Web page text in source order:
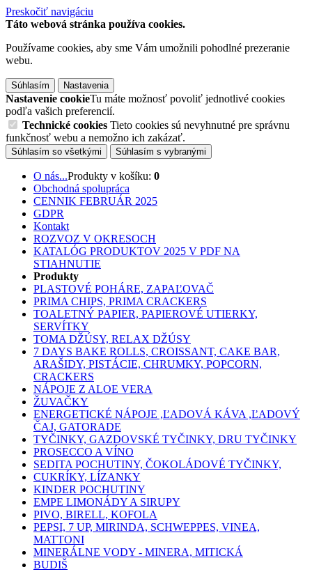
Preskočiť navigáciu
Táto webová stránka používa cookies.
Používame cookies, aby sme Vám umožnili pohodlné prezeranie
webu.
Súhlasím Nastavenia
Nastavenie cookieTu máte možnosť povoliť jednotlivé cookies
podľa vašich preferencií.
Technické cookies Tieto cookies sú nevyhnutné pre správnu
funkčnosť webu a nemožno ich zakázať.
Súhlasím so všetkými Súhlasím s vybranými
O nás...Produkty v košíku: 0
Obchodná spolupráca
CENNIK FEBRUÁR 2025
GDPR
Kontakt
ROZVOZ V OKRESOCH
KATALÓG PRODUKTOV 2025 V PDF NA
STIAHNUTIE
Produkty
PLASTOVÉ POHÁRE, ZAPAĽOVAČ
PRIMA CHIPS, PRIMA CRACKERS
TOALETNÝ PAPIER, PAPIEROVÉ UTIERKY,
SERVÍTKY
TOMA DŽÚSY, RELAX DŽÚSY
7 DAYS BAKE ROLLS, CROISSANT, CAKE BAR,
ARAŠIDY, PISTÁCIE, CHRUMKY, POPCORN,
CRACKERS
NÁPOJE Z ALOE VERA
ŽUVAČKY
ENERGETICKÉ NÁPOJE ,ĽADOVÁ KÁVA ,ĽADOVÝ
ČAJ, GATORADE
TYČINKY, GAZDOVSKÉ TYČINKY, DRU TYČINKY
PROSECCO A VÍNO
SEDITA POCHUTINY, ČOKOLÁDOVÉ TYČINKY,
CUKRÍKY, LÍZANKY
KINDER POCHUTINY
EMPE LIMONÁDY A SIRUPY
PIVO, BIRELL, KOFOLA
PEPSI, 7 UP, MIRINDA, SCHWEPPES, VINEA,
MATTONI
MINERÁLNE VODY - MINERA, MITICKÁ
BUDIŠ